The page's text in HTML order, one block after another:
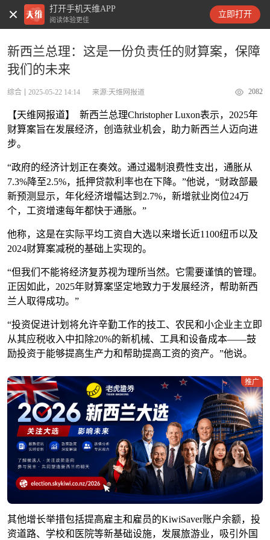
打开手机天维APP
阅读体验更佳
立即打开
天维新闻
新西兰总理：这是一份负责任的财算案，保障
我们的未来
综合 2025-05-22 14:14 来源:天维网报道 2082
【天维网报道】 新西兰总理Christopher Luxon表示，2025年
财算案旨在发展经济，创造就业机会，助力新西兰人迈向进
步。
“政府的经济计划正在奏效。通过遏制浪费性支出，通胀从
7.3%降至2.5%，抵押贷款利率也在下降。”他说，“财政部最
新预测显示，年化经济增幅达到2.7%，新增就业岗位24万
个，工资增速每年都快于通胀。”
他称，这是在实际平均工资自大选以来增长近1100纽币以及
2024财算案减税的基础上实现的。
“但我们不能将经济复苏视为理所当然。它需要谨慎的管理。
正因如此，2025年财算案坚定地致力于发展经济，帮助新西
兰人取得成功。”
“投资促进计划将允许辛勤工作的技工、农民和小企业主立即
从其应税收入中扣除20%的新机械、工具和设备成本——鼓
励投资于能够提高生产力和帮助提高工资的资产。”他说。
推广
其他增长举措包括提高雇主和雇员的KiwiSaver账户余额，投
资道路、学校和医院等新基础设施，发展旅游业，吸引外国